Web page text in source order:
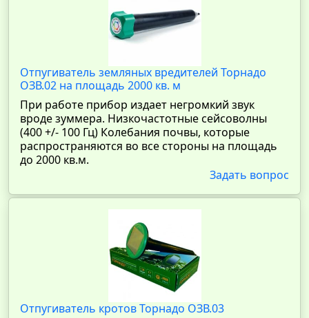
Отпугиватель земляных вредителей Торнадо
ОЗВ.02 на площадь 2000 кв. м
При работе прибор издает негромкий звук
вроде зуммера. Низкочастотные сейсоволны
(400 +/- 100 Гц) Колебания почвы, которые
распространяются во все стороны на площадь
до 2000 кв.м.
Задать вопрос
Отпугиватель кротов Торнадо ОЗВ.03